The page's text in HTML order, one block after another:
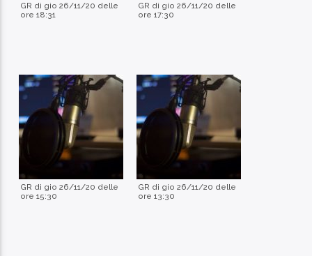
GR di gio 26/11/20 delle
ore 18:31
GR di gio 26/11/20 delle
ore 17:30
GR di gio 26/11/20 delle
ore 15:30
GR di gio 26/11/20 delle
ore 13:30